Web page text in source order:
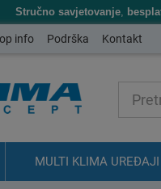
Stručno savjetovanje,
info Podrška Kontakt
MULTI KLIMA UREĐAJI